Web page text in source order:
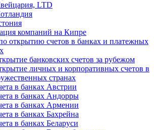
LTD
компаний на Кипре
открытию счетов в банках и платежных
банковских счетов за рубежом
личных и корпоративных счетов в
странах
в банках Австрии
в банках Андорры
в банках Армении
в банках Бахрейна
в банках Беларуси